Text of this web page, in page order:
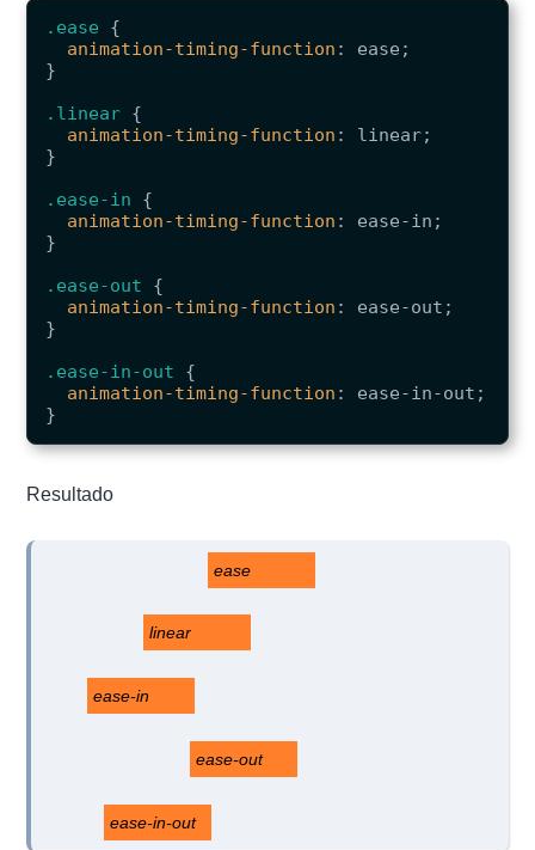
.ease
{
animation-timing-function : ease ;
}
.linear {
animation-timing-function : linear;
}
.ease-in
{
animation-timing-function : ease-in ;
}
.ease-out
{
animation-timing-function : ease-out ;
}
.ease-in-out
{
animation-timing-function : ease-in-out ;
}
Resultado